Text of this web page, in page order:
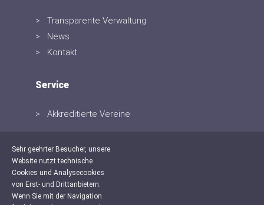
Transparente Verwaltung
News
Kontakt
Service
Akkreditierte Vereine
Sehr geehrter Besucher, unsere
Website nutzt technische
Cookies und Analysecookies
von Erst- und Drittanbietern.
Wenn Sie mit der Navigation